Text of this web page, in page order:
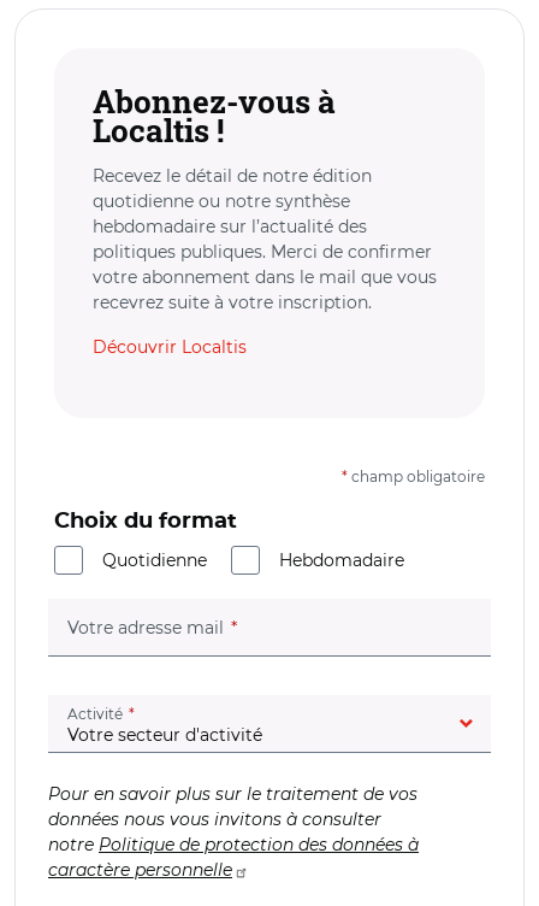
Abonnez-vous à
Localtis !
Recevez le détail de notre édition
quotidienne ou notre synthèse
hebdomadaire sur l’actualité des
politiques publiques. Merci de confirmer
votre abonnement dans le mail que vous
recevrez suite à votre inscription.
Découvrir Localtis
* champ obligatoire
Choix du format
Quotidienne
Hebdomadaire
Votre adresse mail (champ obligatoire)
Activité (champ obligatoire)
Pour en savoir plus sur le traitement de vos
données nous vous invitons à consulter
notre Politique de protection des données à
caractère personnelle